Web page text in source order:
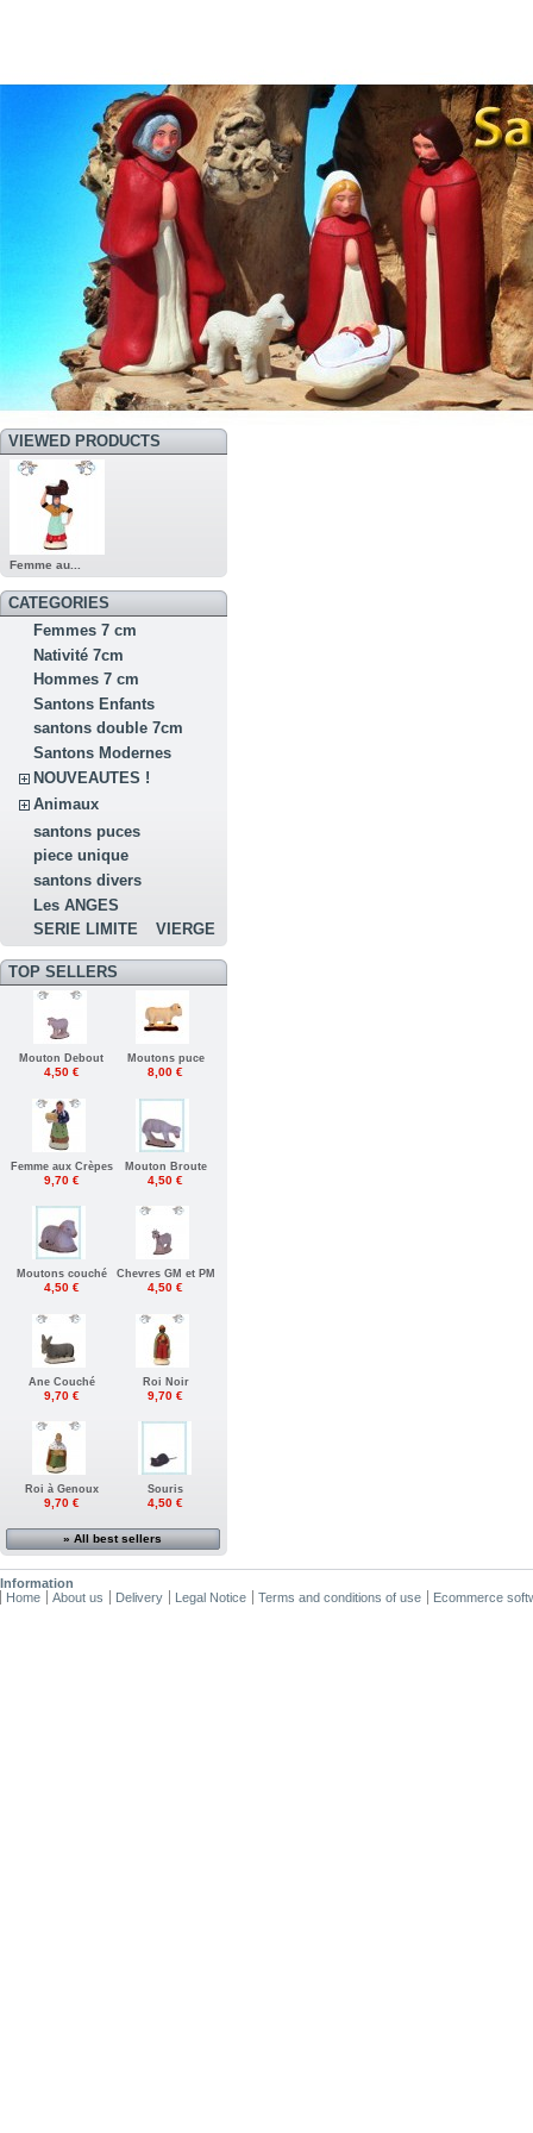
VIEWED PRODUCTS
Femme au...
CATEGORIES
Femmes 7 cm
Nativité 7cm
Hommes 7 cm
Santons Enfants
santons double 7cm
Santons Modernes
NOUVEAUTES !
Animaux
santons puces
piece unique
santons divers
Les ANGES
SERIE LIMITE
VIERGE
TOP SELLERS
Mouton Debout
4,50 €
Moutons puce
8,00 €
Femme aux Crèpes
9,70 €
Mouton Broute
4,50 €
Moutons couché
4,50 €
Chevres GM et PM
4,50 €
Ane Couché
9,70 €
Roi Noir
9,70 €
Roi à Genoux
9,70 €
Souris
4,50 €
» All best sellers
Information
Home
About us Delivery Legal Notice Terms and conditions of use Ecommerce